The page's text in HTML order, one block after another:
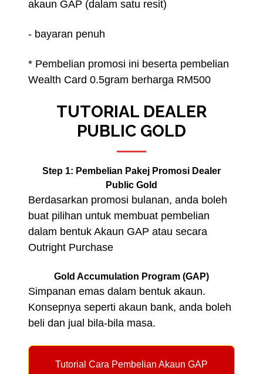
akaun GAP (dalam satu resit)
- bayaran penuh
* Pembelian promosi ini beserta pembelian
Wealth Card 0.5gram berharga RM500
TUTORIAL DEALER
PUBLIC GOLD
Step 1: Pembelian Pakej Promosi Dealer
Public Gold
Berdasarkan promosi bulanan, anda boleh
buat pilihan untuk membuat pembelian
dalam bentuk Akaun GAP atau secara
Outright Purchase
Gold Accumulation Program (GAP)
Simpanan emas dalam bentuk akaun.
Konsepnya seperti akaun bank, anda boleh
beli dan jual bila-bila masa.
Tutorial Cara Pembelian Akaun GAP